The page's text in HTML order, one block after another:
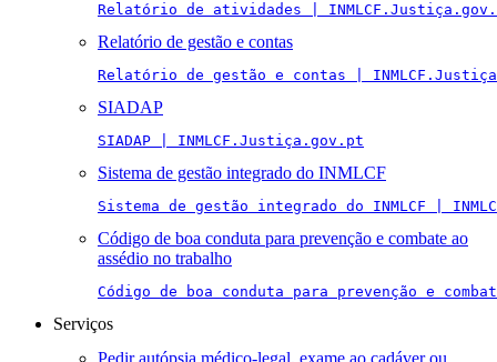
Relatório de atividades |
Relatório de gestão e contas
Relatório de gestão e contas |
SIADAP
SIADAP | INMLCF.Justiça.gov.pt
Sistema de gestão integrado do INMLCF
Sistema de gestão integrado do INMLCF |
Código de boa conduta para prevenção e combate ao
assédio no trabalho
Código de boa conduta para prevenção e
Serviços
Pedir autópsia médico-legal, exame ao cadáver ou